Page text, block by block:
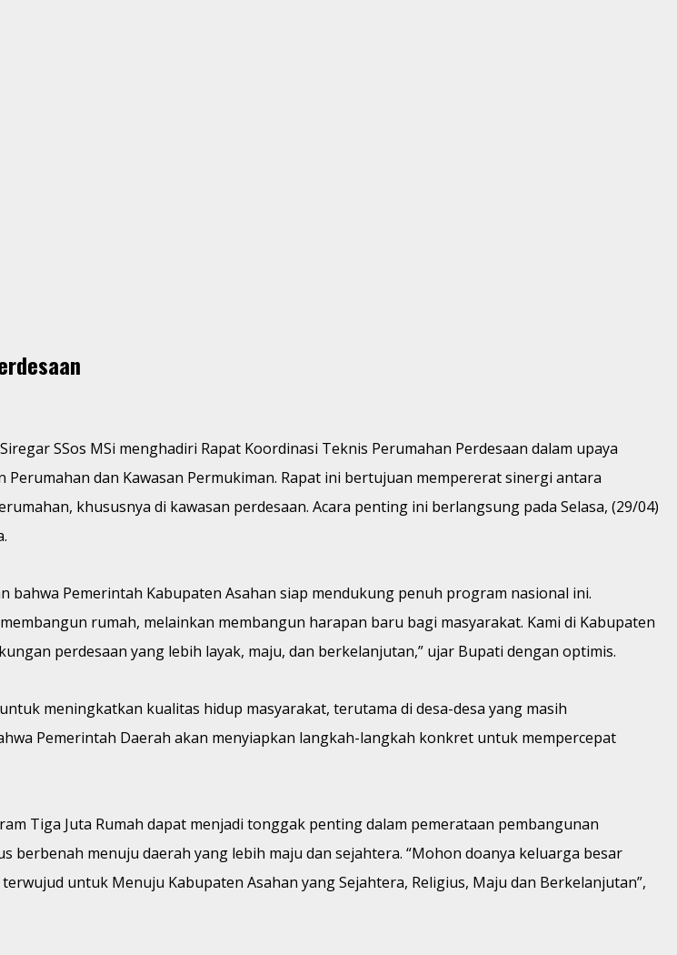
SSos MSi menghadiri Rapat Koordinasi Teknis Perumahan Perdesaan dalam upaya
dan Kawasan Permukiman. Rapat ini bertujuan mempererat sinergi antara
khususnya di kawasan perdesaan. Acara penting ini berlangsung pada Selasa, (29/04)
Pemerintah Kabupaten Asahan siap mendukung penuh program nasional ini.
rumah, melainkan membangun harapan baru bagi masyarakat. Kami di Kabupaten
perdesaan yang lebih layak, maju, dan berkelanjutan,” ujar Bupati dengan optimis.
meningkatkan kualitas hidup masyarakat, terutama di desa-desa yang masih
Pemerintah Daerah akan menyiapkan langkah-langkah konkret untuk mempercepat
Tiga Juta Rumah dapat menjadi tonggak penting dalam pemerataan pembangunan
menuju daerah yang lebih maju dan sejahtera. “Mohon doanya keluarga besar
untuk Menuju Kabupaten Asahan yang Sejahtera, Religius, Maju dan Berkelanjutan”,